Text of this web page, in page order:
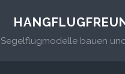
Segelflugmodelle bauen